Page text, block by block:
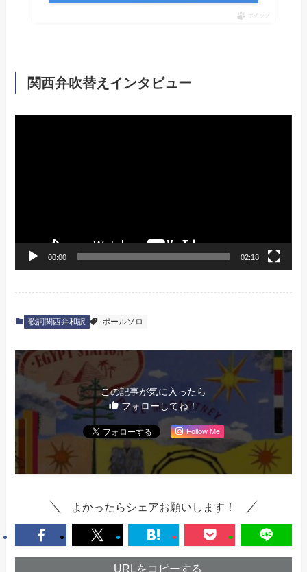
ポチップ
関西弁吹替えインタビュー
00:00 02:18
歌詞関西弁和訳 ポールソロ
この記事が気に入ったら
フォローしてね！
Follow Me
よかったらシェアお願いします！
URLをコピーする